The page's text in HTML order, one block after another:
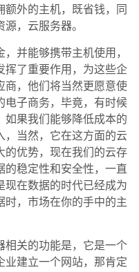
外的主机，既省钱，同
，云服务器。
并能够携带主机使用，
挥了重要作用，为这些企
商，他们将当然更愿意使
电子商务，毕竟，有时候
如果我们能够降低成本的
，当然，它在这方面的云
的优势，现在我们的云存
的稳定性和安全性，一直
现在数据的时代已经成为
时，市场在你的手中的主
相关的功能是，它是一个
业建立一个网站，那肯定